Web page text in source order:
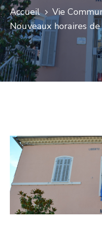
Services
Jeunesse
Accueil
Vie
Nouveaux horaires